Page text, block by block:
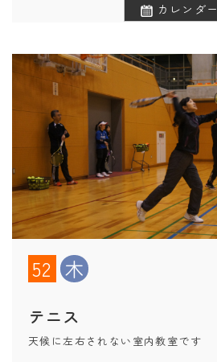
カレンダー
52 木
テニス
天候に左右されない室内教室です